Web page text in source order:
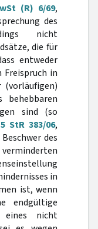
(R) 6/69,
des
nicht
die für
entweder
in
behebbaren
sind (so
5 StR 383/06,
des
in
ist, wenn
endgültige
nicht